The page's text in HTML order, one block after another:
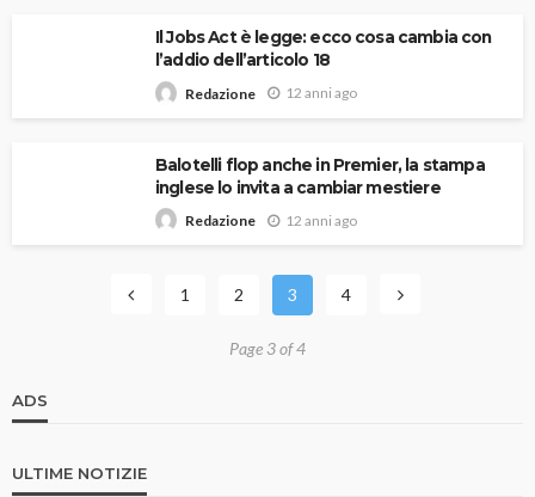
Il Jobs Act è legge: ecco cosa cambia con
l’addio dell’articolo 18
Redazione 12 anni ago
Balotelli flop anche in Premier, la stampa
inglese lo invita a cambiar mestiere
Redazione 12 anni ago
1 2 3 4
Page 3 of 4
ADS
ULTIME NOTIZIE